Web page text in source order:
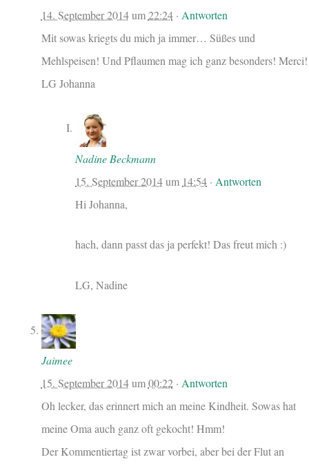
14. September 2014um22:24· Antworten
Mit sowas kriegts du mich ja immer… Süßes und
Mehlspeisen! Und Pflaumen mag ich ganz besonders! Merci!
LG Johanna
Nadine Beckmann
15. September 2014um 14:54 · Antworten
Hi Johanna,
hach, dann passt das ja perfekt! Das freut mich :)
LG, Nadine
Jaimee
15. September 2014um00:22· Antworten
Oh lecker, das erinnert mich an meine Kindheit. Sowas hat
meine Oma auch ganz oft gekocht! Hmm!
Der Kommentiertag ist zwar vorbei, aber bei der Flut an